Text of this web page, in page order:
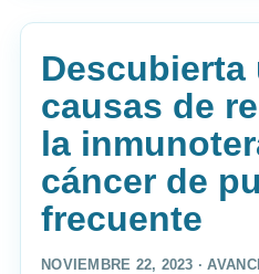
Descubierta
causas de
la
cáncer de
frecuente
NOVIEMBRE 22, 2023 ·